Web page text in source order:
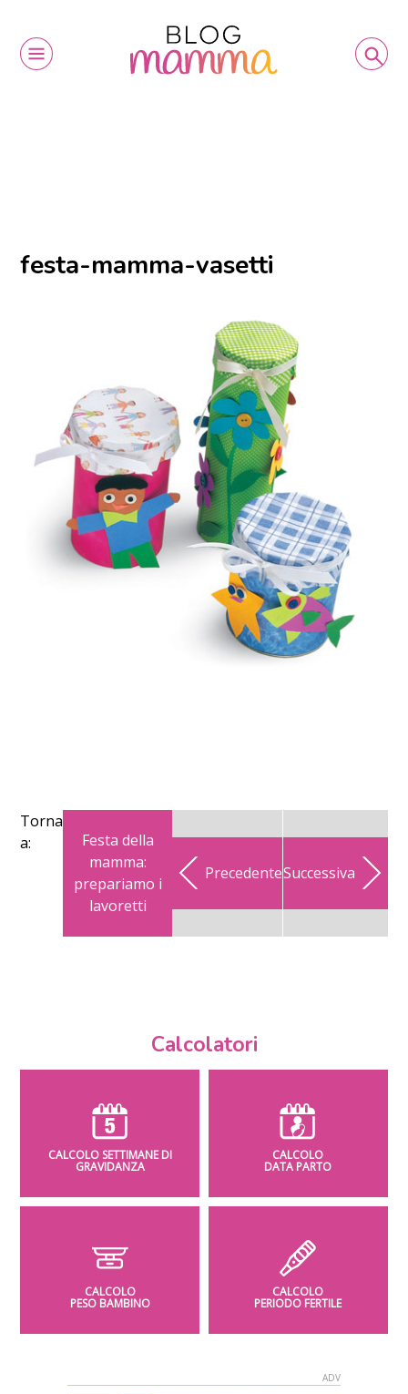
festa-mamma-vasetti
Torna
a:
Festa della
mamma:
prepariamo i
lavoretti
PrecedenteSuccessiva
Calcolatori
CALCOLO SETTIMANE DI
GRAVIDANZA
CALCOLO
DATA PARTO
CALCOLO
PESO BAMBINO
CALCOLO
PERIODO FERTILE